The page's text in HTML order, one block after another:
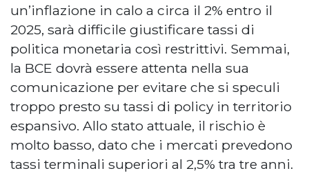
un’inflazione in calo a circa il 2% entro il
2025, sarà difficile giustificare tassi di
politica monetaria così restrittivi. Semmai,
la BCE dovrà essere attenta nella sua
comunicazione per evitare che si speculi
troppo presto su tassi di policy in territorio
espansivo. Allo stato attuale, il rischio è
molto basso, dato che i mercati prevedono
tassi terminali superiori al 2,5% tra tre anni.